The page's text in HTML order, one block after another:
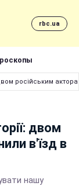
rbc.ua
російським
двом
в'їзд в
нашу